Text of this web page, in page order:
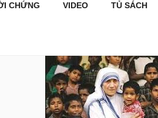
CHỨNG VIDEO TỦ SÁCH